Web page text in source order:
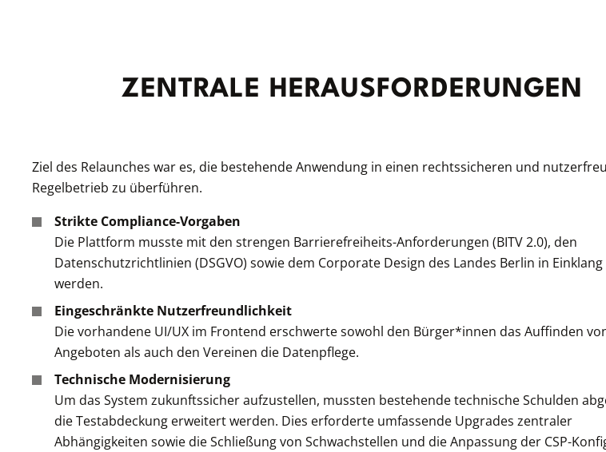
ZENTRALE HERAUSFORDERUNGEN
Ziel des Relaunches war es, die bestehende Anwendung in einen rechtssicheren und
Regelbetrieb zu überführen.
Strikte Compliance-Vorgaben
Die Plattform musste mit den strengen Barrierefreiheits-Anforderungen (BITV 2.0), den
Datenschutzrichtlinien (DSGVO) sowie dem Corporate Design des Landes Berlin in
werden.
Eingeschränkte Nutzerfreundlichkeit
Die vorhandene UI/UX im Frontend erschwerte sowohl den Bürger*innen das Auffinden
Angeboten als auch den Vereinen die Datenpflege.
Technische Modernisierung
Um das System zukunftssicher aufzustellen, mussten bestehende technische Schulden
die Testabdeckung erweitert werden. Dies erforderte umfassende Upgrades zentraler
Abhängigkeiten sowie die Schließung von Schwachstellen und die Anpassung der CSP-